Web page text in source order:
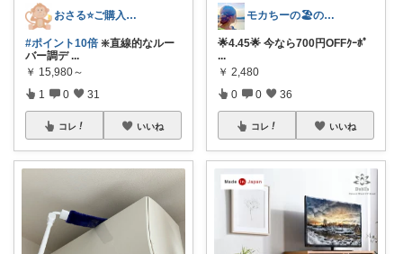
おさる⭐ご購入感謝🐹
#ポイント10倍 ❇️直線的なルー
バー調デ ...
￥ 15,980～
1 0 31
コレ いいね
モカちーの🏖️のんびりライフ🐈✨
🌟4.45🌟 今なら700円OFFｸｰﾎﾟ
...
￥ 2,480
0 0 36
コレ いいね